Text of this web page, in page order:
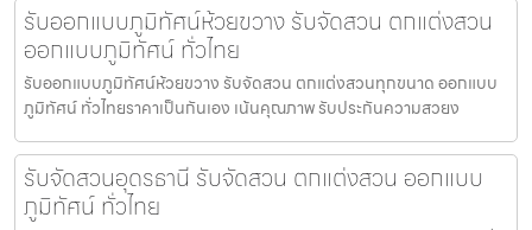
รับออกแบบภูมิทัศน์ห้วยขวาง รับจัดสวน ตกแต่งสวน
ออกแบบภูมิทัศน์ ทั่วไทย
รับออกแบบภูมิทัศน์ห้วยขวาง รับจัดสวน ตกแต่งสวนทุกขนาด ออกแบบ
ภูมิทัศน์ ทั่วไทยราคาเป็นกันเอง เน้นคุณภาพ รับประกันความสวยง
รับจัดสวนอุดรธานี รับจัดสวน ตกแต่งสวน ออกแบบ
ภูมิทัศน์ ทั่วไทย